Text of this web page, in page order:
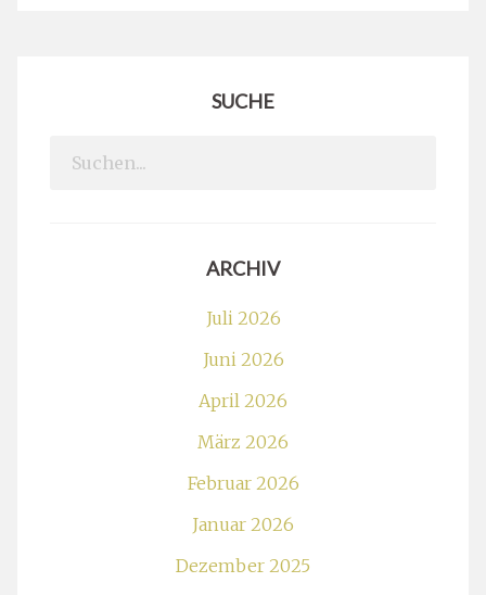
SUCHE
Search
ARCHIV
Juli 2026
Juni 2026
April 2026
März 2026
Februar 2026
Januar 2026
Dezember 2025